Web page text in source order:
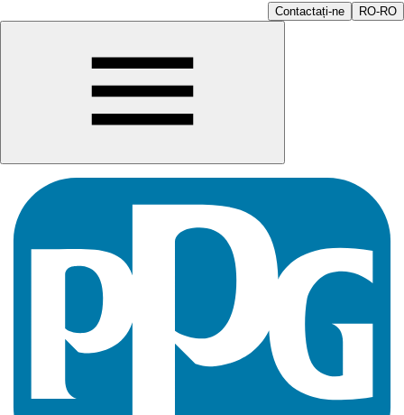
Contactați-ne RO-RO